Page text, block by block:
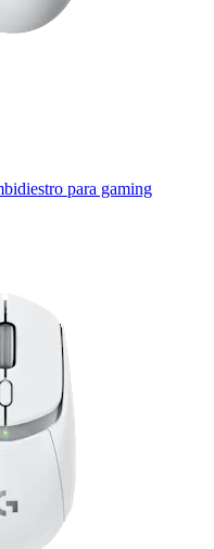
para gaming